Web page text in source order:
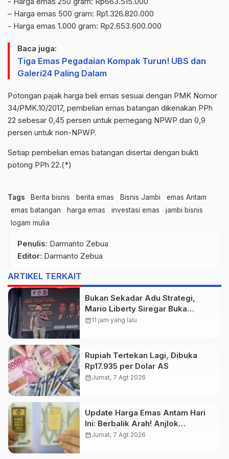
– ⁠Harga emas 500 gram: Rp1.326.820.000
‎- ⁠Harga emas 1.000 gram: Rp2.653.600.000
Baca juga:
Tiga Emas Pegadaian Kompak Turun! UBS dan
Galeri24 Paling Dalam
‎‎Potongan pajak harga beli emas sesuai dengan PMK Nomor
34/PMK.10/2017, pembelian emas batangan dikenakan PPh
22 sebesar 0,45 persen untuk pemegang NPWP dan 0,9
persen untuk non-NPWP.
Setiap pembelian emas batangan disertai dengan bukti
potong PPh 22.(*)
Tags Berita bisnis berita emas Bisnis Jambi
emas Antam
emas batangan
harga emas investasi emas
jambi bisnis
logam mulia
Penulis: Darmanto Zebua
Editor: Darmanto Zebua
ARTIKEL TERKAIT
Bukan Sekadar Adu Strategi,
Mario Liberty Siregar Buka
Praporprov Catur Jambi
calendar_month11 jam yang lalu
Rupiah Tertekan Lagi, Dibuka
Rp17.935 per Dolar AS
calendar_monthJumat, 7 Agt 2026
Update Harga Emas Antam Hari
Ini: Berbalik Arah! Anjlok
Rp29.000
calendar_monthJumat, 7 Agt 2026